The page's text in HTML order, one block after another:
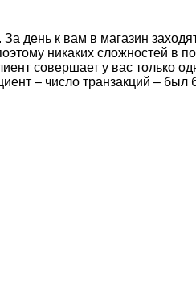
день к вам в магазин
никаких сложностей в
совершает у вас только
– число транзакций –